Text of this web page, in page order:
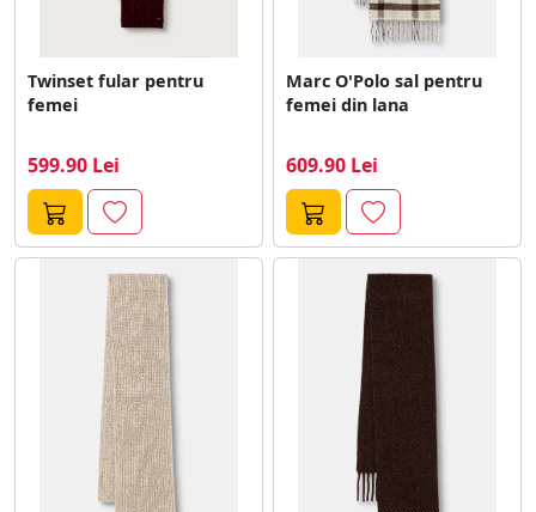
Twinset fular pentru
femei
599.90 Lei
Marc O'Polo sal pentru
femei din lana
609.90 Lei